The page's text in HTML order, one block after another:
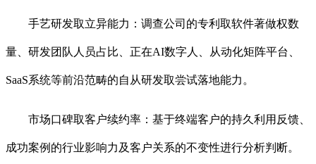
手艺研发取立异能力：调查公司的专利取软件著做权数
量、研发团队人员占比、正在AI数字人、从动化矩阵平台、
SaaS系统等前沿范畴的自从研发取尝试落地能力。
市场口碑取客户续约率：基于终端客户的持久利用反馈、
成功案例的行业影响力及客户关系的不变性进行分析判断。